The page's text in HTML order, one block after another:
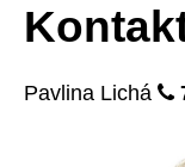
Pavlina Lichá